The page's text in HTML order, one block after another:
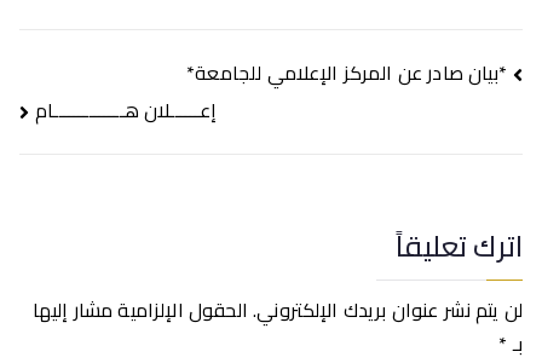
تصفّح
*بيان صادر عن المركز الإعلامي للجامعة*
إعــــــلان هــــــــــــــام
اترك تعليقاً
لن يتم نشر عنوان بريدك الإلكتروني. الحقول الإلزامية مشار إليها
بـ*